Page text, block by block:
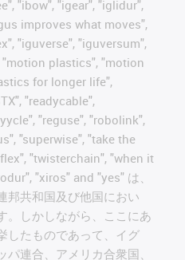
"ibow", "igear", "iglidur",
improves what moves",
"iguverse", "iguversum",
"motion plastics", "motion
for longer life",
"readycable",
"reguse", "robolink",
"superwise", "take the
"twisterchain", "when it
"xiros" and "yes" は、
邦共和国及び他国におい
。しかしながら、ここにあ
したものであって、イグ
連合、アメリカ合衆国、